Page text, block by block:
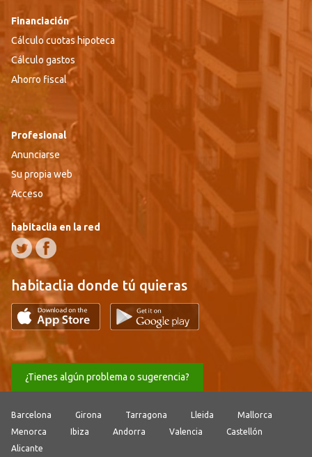
Financiación
Cálculo cuotas hipoteca
Cálculo gastos
Ahorro fiscal
Profesional
Anunciarse
Su propia web
Acceso
habitaclia en la red
habitaclia donde tú quieras
¿Tienes algún problema o sugerencia?
Barcelona Girona Tarragona Lleida
Mallorca
Menorca
Ibiza Andorra Valencia
Castellón
Alicante